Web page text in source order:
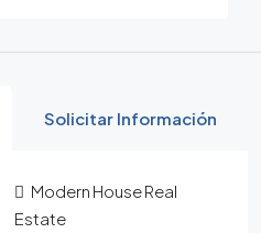
Solicitar Información
Modern House Real
Estate